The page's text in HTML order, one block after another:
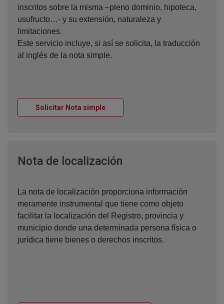
inscritos sobre la misma –pleno dominio, hipoteca,
usufructo…- y su extensión, naturaleza y
limitaciones.
Este servicio incluye, si así se solicita, la traducción
al inglés de la nota simple.
Solicitar Nota simpleVentana nueva
Nota de localización
La nota de localización proporciona información
meramente instrumental que tiene como objeto
facilitar la localización del Registro, provincia y
municipio donde una determinada persona física o
jurídica tiene bienes o derechos inscritos.